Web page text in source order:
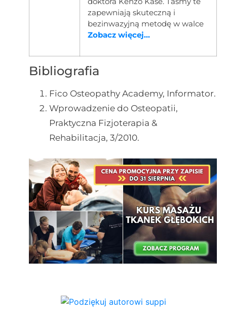
zapewniają skuteczną i
bezinwazyjną metodę w walce
Zobacz więcej...
Bibliografia
Fico Osteopathy Academy, Informator.
Wprowadzenie do Osteopatii,
Praktyczna Fizjoterapia &
Rehabilitacja, 3/2010.